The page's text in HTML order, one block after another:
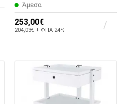
Άμεσα
253,00€
204,03€ + ΦΠΑ 24%